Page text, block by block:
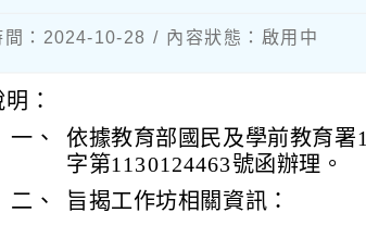
：2024-10-28 / 內容狀態：啟用中
：
一、
依據教育部國民及學前教育署
字第1130124463號函辦理。
二、
旨揭工作坊相關資訊：